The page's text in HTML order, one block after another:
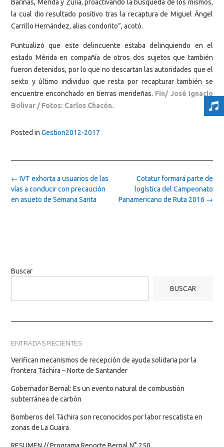
Barinas, Mérida y Zulia, proactivando la búsqueda de los mismos,
la cual dio resultado positivo tras la recaptura de Miguel Ángel
Carrillo Hernández, alias condorito”, acotó.
Puntualizó que este delincuente estaba delinquiendo en el
estado Mérida en compañía de otros dos sujetos que también
fueron detenidos, por lo que no descartan las autoridades que el
sexto y último individuo que resta por recapturar también se
encuentre enconchado en tierras merideñas. Fin/ José Ignacio
Bolívar / Fotos: Carlos Chacón.
Posted in Gestion2012-2017
Post
navigation
Cotatur formará parte de
logística del Campeonato
Panamericano de Ruta 2016 →
← IVT exhorta a usuarios de las
vías a conducir con precaución
en asueto de Semana Santa
Buscar
BUSCAR
ENTRADAS RECIENTES
Verifican mecanismos de recepción de ayuda solidaria por la
frontera Táchira – Norte de Santander
Gobernador Bernal: Es un evento natural de combustión
subterránea de carbón
Bomberos del Táchira son reconocidos por labor rescatista en
zonas de La Guaira